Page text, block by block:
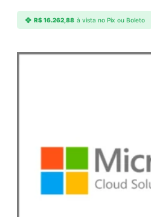
R$16.262,88 à vista no Pix ou Boleto